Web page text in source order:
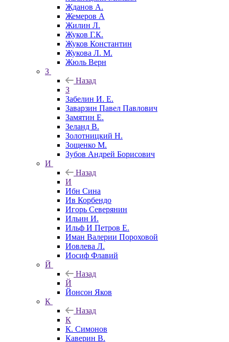
Жданов А.
Жемеров А
Жилин Л.
Жуков Г.К.
Жуков Константин
Жукова Л. М.
Жюль Верн
З
Назад
З
Забелин И. Е.
Заварзин Павел Павлович
Замятин Е.
Зеланд В.
Золотницкий Н.
Зощенко М.
Зубов Андрей Борисович
И
Назад
И
Ибн Сина
Ив Корбендо
Игорь Северянин
Ильин И.
Ильф И Петров Е.
Иман Валерии Пороховой
Иовлева Л.
Иосиф Флавий
Й
Назад
Й
Йонсон Яков
К
Назад
К
К. Симонов
Каверин В.